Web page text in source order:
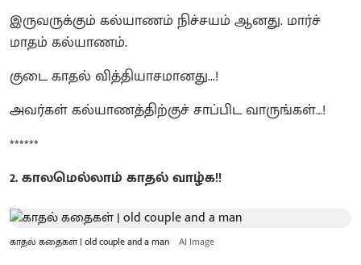
இருவருக்கும் கல்யாணம் நிச்சயம் ஆனது. மார்ச்
மாதம் கல்யாணம்.
குடை காதல் வித்தியாசமானது...!
அவர்கள் கல்யாணத்திற்குச் சாப்பிட வாருங்கள்…!
******
2. காலமெல்லாம் காதல் வாழ்க!!
காதல் கதைகள் | old couple and a man AI Image